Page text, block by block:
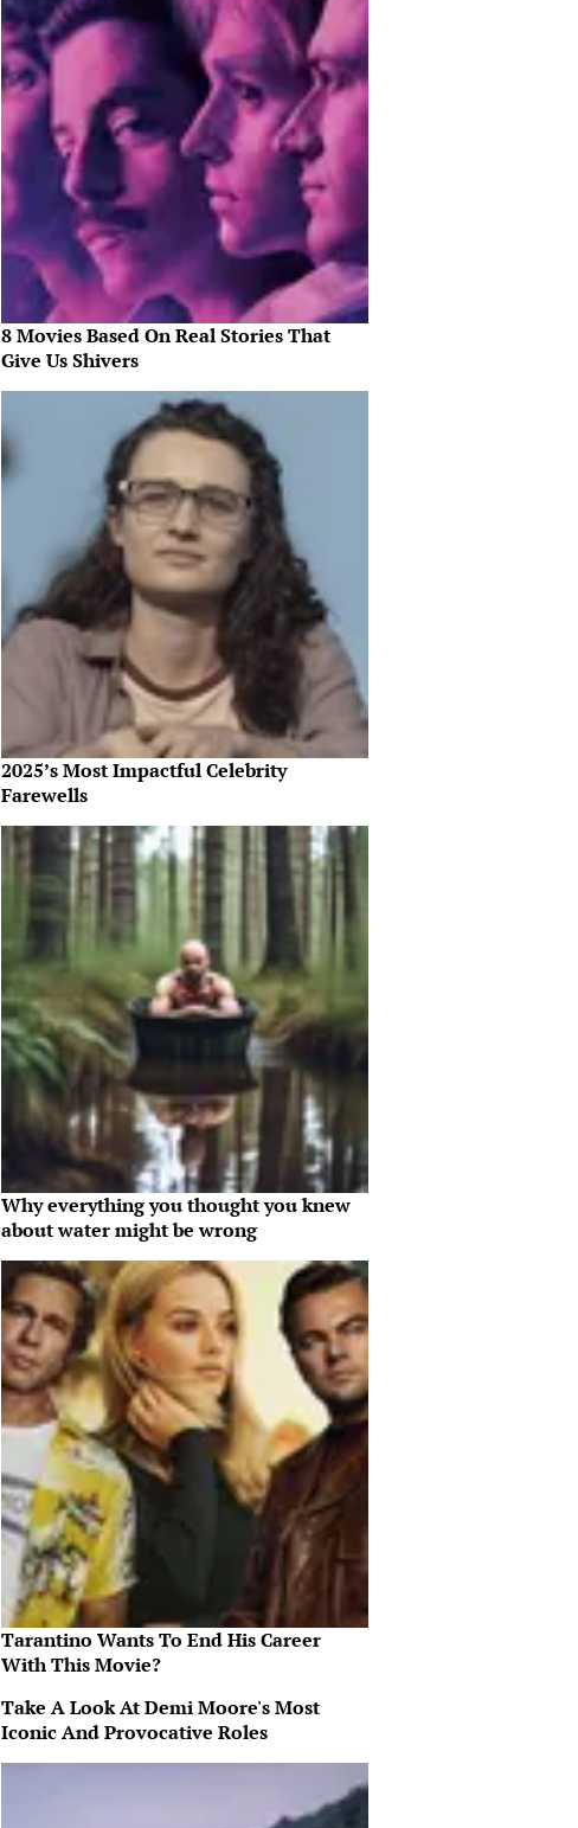
8 Movies Based On Real Stories That
Give Us Shivers
2025’s Most Impactful Celebrity
Farewells
Why everything you thought you knew
about water might be wrong
Tarantino Wants To End His Career
With This Movie?
Take A Look At Demi Moore's Most
Iconic And Provocative Roles